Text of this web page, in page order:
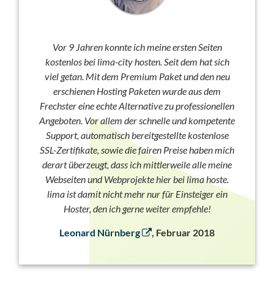
Vor 9 Jahren konnte ich meine ersten Seiten
kostenlos bei lima-city hosten. Seit dem hat sich
viel getan. Mit dem Premium Paket und den neu
erschienen Hosting Paketen wurde aus dem
Frechster eine echte Alternative zu professionellen
Angeboten. Vor allem der schnelle und kompetente
Support, automatisch bereitgestellte kostenlose
SSL-Zertifikate, sowie die fairen Preise haben mich
derart überzeugt, dass ich mittlerweile alle meine
Webseiten und Webprojekte hier bei lima hoste.
lima ist damit nicht mehr nur für Einsteiger ein
Hoster, den ich gerne weiter empfehle!
Leonard Nürnberg , Februar 2018